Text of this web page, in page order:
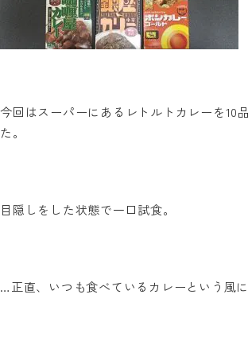
今回はスーパーにあるレトルトカレーを10
た。
目隠しをした状態で一口試食。
…正直、いつも食べているカレーという風に